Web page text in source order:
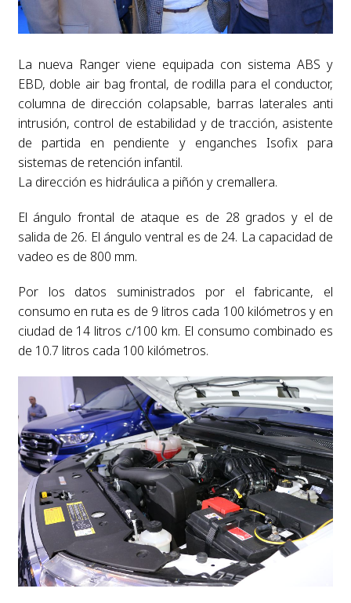
La nueva Ranger viene equipada con sistema ABS y
EBD, doble air bag frontal, de rodilla para el conductor,
columna de dirección colapsable, barras laterales anti
intrusión, control de estabilidad y de tracción, asistente
de partida en pendiente y enganches Isofix para
sistemas de retención infantil.
La dirección es hidráulica a piñón y cremallera.
El ángulo frontal de ataque es de 28 grados y el de
salida de 26. El ángulo ventral es de 24. La capacidad de
vadeo es de 800 mm.
Por los datos suministrados por el fabricante, el
consumo en ruta es de 9 litros cada 100 kilómetros y en
ciudad de 14 litros c/100 km. El consumo combinado es
de 10.7 litros cada 100 kilómetros.